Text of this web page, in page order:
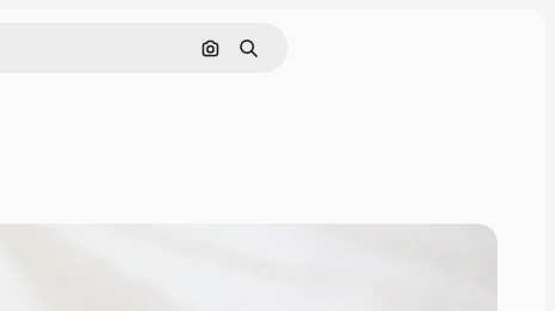
Поиск по изображению
Поиск